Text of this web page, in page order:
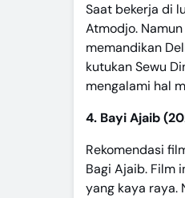
Saat bekerja di
Atmodjo.
memandikan
kutukan Sewu
mengalami hal
4. Bayi Ajaib
Rekomendasi
Bagi Ajaib. Film
yang kaya raya.